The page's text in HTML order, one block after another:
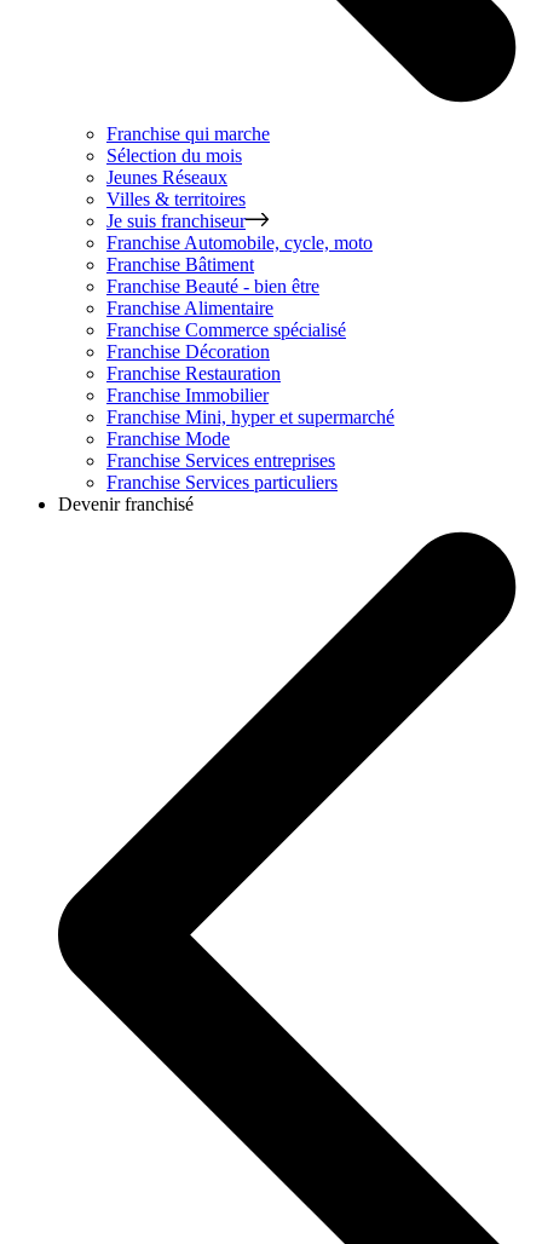
Franchise qui marche
Sélection du mois
Jeunes Réseaux
Villes & territoires
Je suis franchiseur
Franchise Automobile, cycle, moto
Franchise Bâtiment
Franchise Beauté - bien être
Franchise Alimentaire
Franchise Commerce spécialisé
Franchise Décoration
Franchise Restauration
Franchise Immobilier
Franchise Mini, hyper et supermarché
Franchise Mode
Franchise Services entreprises
Franchise Services particuliers
Devenir franchisé